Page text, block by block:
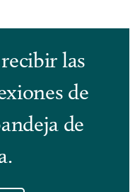
las
de
de